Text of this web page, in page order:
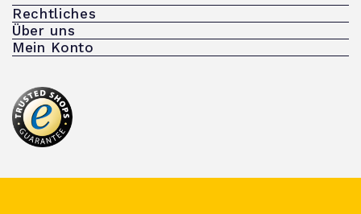
Rechtliches
Über uns
Mein Konto